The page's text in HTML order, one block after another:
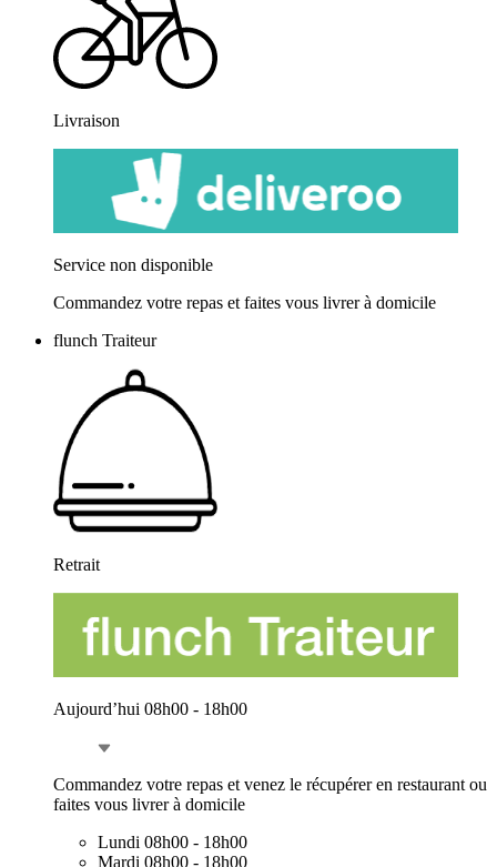
Livraison
Service non disponible
Commandez votre repas et faites vous livrer à domicile
flunch Traiteur
Retrait
Aujourd’hui 08h00 - 18h00
Commandez votre repas et venez le récupérer en restaurant ou
faites vous livrer à domicile
Lundi 08h00 - 18h00
Mardi 08h00 - 18h00